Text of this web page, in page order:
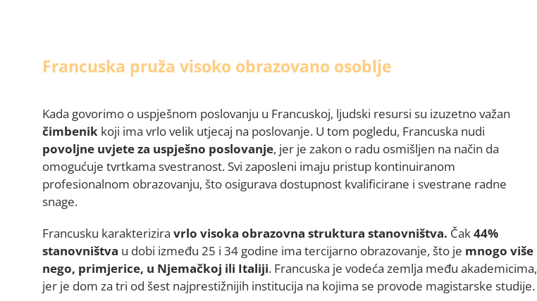
Francuska pruža visoko obrazovano osoblje
Kada govorimo o uspješnom poslovanju u Francuskoj, ljudski resursi su izuzetno važan
čimbenik koji ima vrlo velik utjecaj na poslovanje. U tom pogledu, Francuska nudi
povoljne uvjete za uspješno poslovanje, jer je zakon o radu osmišljen na način da
omogućuje tvrtkama svestranost. Svi zaposleni imaju pristup kontinuiranom
profesionalnom obrazovanju, što osigurava dostupnost kvalificirane i svestrane radne
snage.
Francusku karakterizira vrlo visoka obrazovna struktura stanovništva. Čak44%
stanovništva u dobi između 25 i 34 godine ima tercijarno obrazovanje, što je mnogo više
nego, primjerice, u Njemačkoj ili Italiji. Francuska je vodeća zemlja među akademicima,
jer je dom za tri od šest najprestižnijih institucija na kojima se provode magistarske studije.